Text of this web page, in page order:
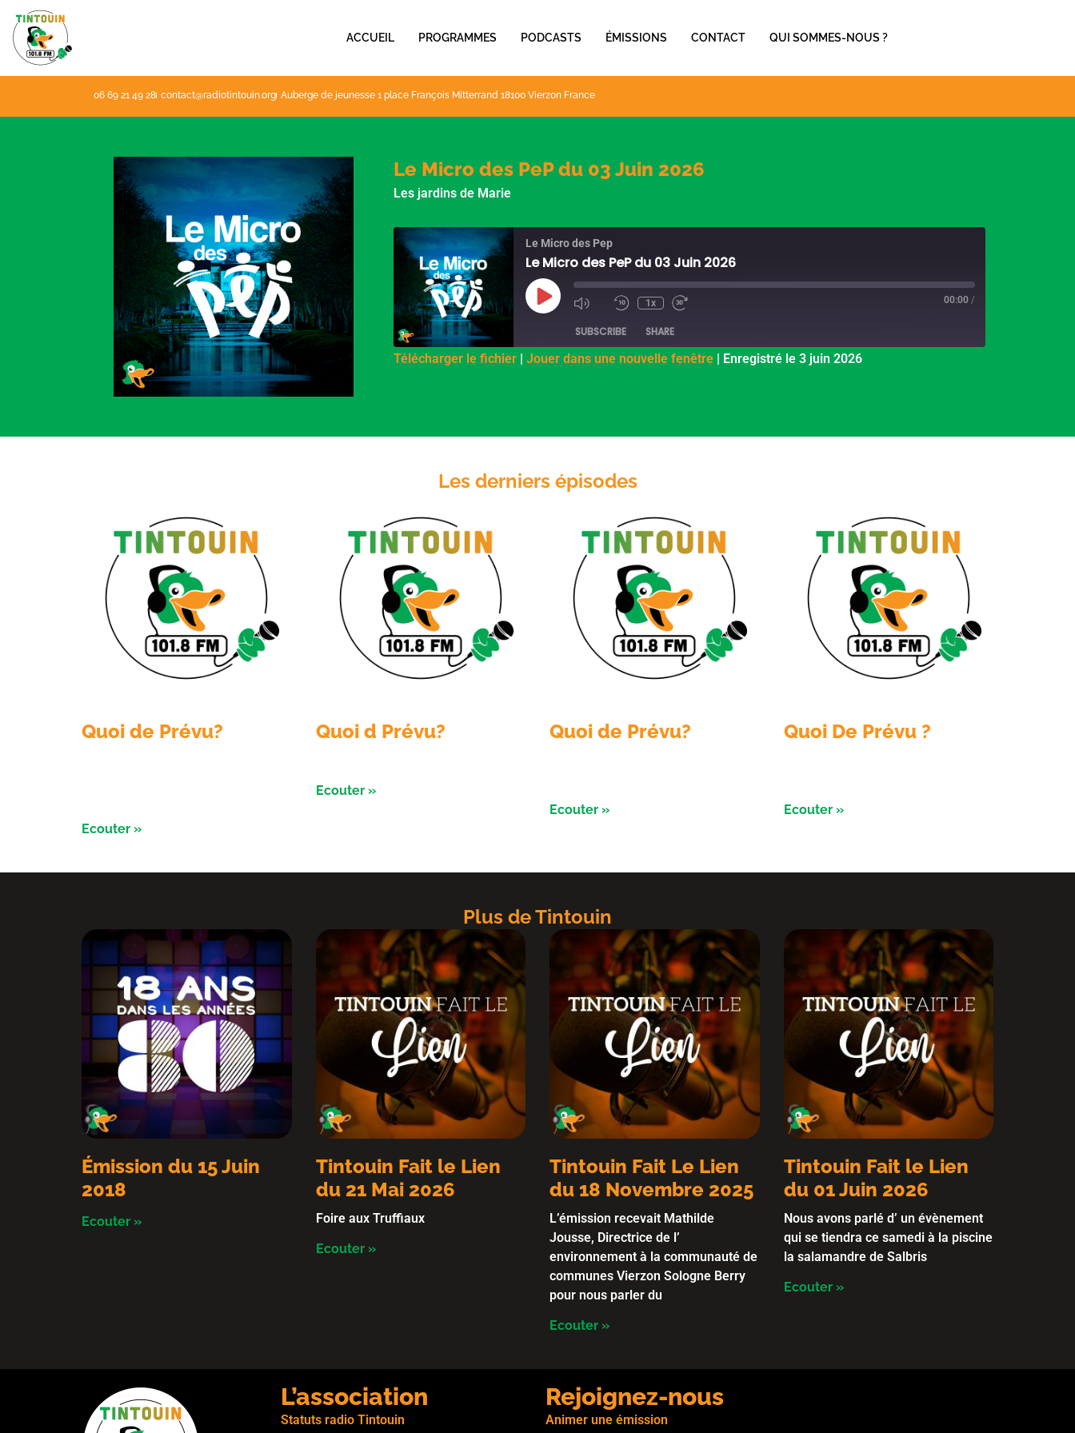
Aller
au
contenu
ACCUEIL PROGRAMMES PODCASTS ÉMISSIONS CONTACT QUI SOMMES-NOUS ?
06 69 21 49 28 contact@radiotintouin.org Auberge de jeunesse 1 place François Mitterrand 18100 Vierzon France
Le Micro des PeP du 03 Juin 2026
Les jardins de Marie
Le Micro des Pep
Le Micro des PeP du 03 Juin 2026
Play
Episode
1x 00:00 /
SUBSCRIBE SHARE
Télécharger le fichier| Jouer dans une nouvelle fenêtre| Enregistré le 3 juin 2026
Les derniers épisodes
Quoi de Prévu?
Ecouter »
Quoi d Prévu?
Ecouter »
Quoi de Prévu?
Ecouter »
Quoi De Prévu ?
Ecouter »
Plus de Tintouin
Émission du 15 Juin
2018
Ecouter »
Tintouin Fait le Lien
du 21 Mai 2026
Foire aux Truffiaux
Ecouter »
Tintouin Fait Le Lien
du 18 Novembre 2025
L’émission recevait Mathilde
Jousse, Directrice de l’
environnement à la communauté de
communes Vierzon Sologne Berry
pour nous parler du
Ecouter »
Tintouin Fait le Lien
du 01 Juin 2026
Nous avons parlé d’ un évènement
qui se tiendra ce samedi à la piscine
la salamandre de Salbris
Ecouter »
L’association
Statuts radio Tintouin
Rejoignez-nous
Animer une émission